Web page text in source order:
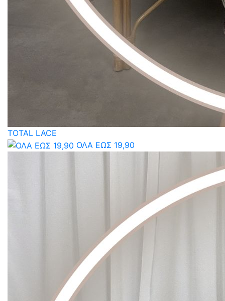
TOTAL LACE
ΟΛΑ ΕΩΣ 19,90